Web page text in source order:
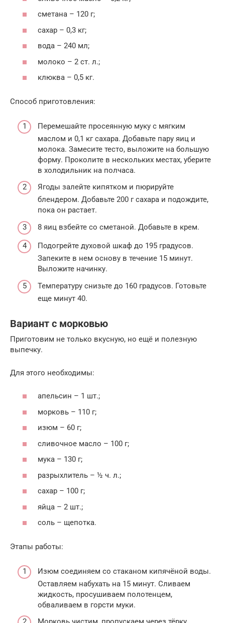
сметана – 120 г;
сахар – 0,3 кг;
вода – 240 мл;
молоко – 2 ст. л.;
клюква – 0,5 кг.
Способ приготовления:
Перемешайте просеянную муку с мягким
маслом и 0,1 кг сахара. Добавьте пару яиц и
молока. Замесите тесто, выложите на большую
форму. Проколите в нескольких местах, уберите
в холодильник на полчаса.
Ягоды залейте кипятком и пюрируйте
блендером. Добавьте 200 г сахара и подождите,
пока он растает.
8 яиц взбейте со сметаной. Добавьте в крем.
Подогрейте духовой шкаф до 195 градусов.
Запеките в нем основу в течение 15 минут.
Выложите начинку.
Температуру снизьте до 160 градусов. Готовьте
еще минут 40.
Вариант с морковью
Приготовим не только вкусную, но ещё и полезную
выпечку.
Для этого необходимы:
апельсин – 1 шт.;
морковь – 110 г;
изюм – 60 г;
сливочное масло – 100 г;
мука – 130 г;
разрыхлитель – ½ ч. л.;
сахар – 100 г;
яйца – 2 шт.;
соль – щепотка.
Этапы работы:
Изюм соединяем со стаканом кипячёной воды.
Оставляем набухать на 15 минут. Сливаем
жидкость, просушиваем полотенцем,
обваливаем в горсти муки.